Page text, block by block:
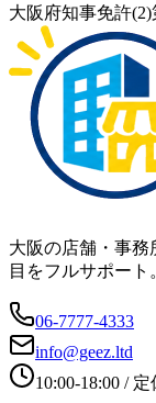
大阪府知事免許(2)
大阪の店舗・事
目をフルサポート
06-7777-4333
info@geez.ltd
10:00-18:00 / 定